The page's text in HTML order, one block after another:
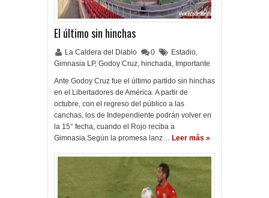
El último sin hinchas
La Caldera del Diablo 0 Estadio,
Gimnasia LP, Godoy Cruz, hinchada, Importante
Ante Godoy Cruz fue el último partido sin hinchas
en el Libertadores de América. A partir de
octubre, con el regreso del público a las
canchas, los de Independiente podrán volver en
la 15° fecha, cuando el Rojo reciba a
Gimnasia.Según la promesa lanz… Leer más »